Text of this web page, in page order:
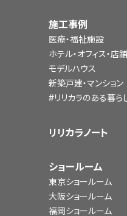
施工事例
医療・福祉施設
ホテル・オフィス・店舗
モデルハウス
新築戸建・マンション
#リリカラのある暮ら
リリカラノート
ショールーム
東京ショールーム
大阪ショールーム
福岡ショールーム